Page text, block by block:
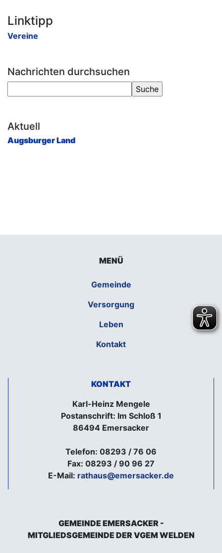
Linktipp
Vereine
Nachrichten durchsuchen
Aktuell
Augsburger Land
MENÜ
Gemeinde
Versorgung
Leben
Kontakt
KONTAKT
Karl-Heinz Mengele
Postanschrift: Im Schloß 1
86494 Emersacker
Telefon: 08293 / 76 06
Fax: 08293 / 90 96 27
E-Mail: rathaus@emersacker.de
GEMEINDE EMERSACKER -
MITGLIEDSGEMEINDE DER VGEM WELDEN